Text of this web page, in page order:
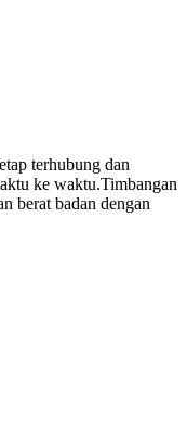
terhubung dan
ke waktu.Timbangan
berat badan dengan